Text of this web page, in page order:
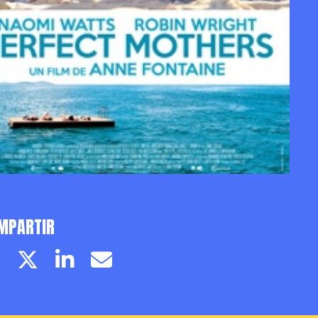
Facebook pageTwitter page
LinkedinEmail